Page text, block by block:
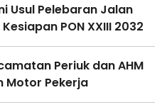
Usul Pelebaran Jalan
PON XXIII 2032
Periuk dan AHM
Motor Pekerja